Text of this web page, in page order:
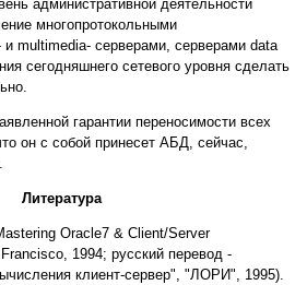
административной деятельности
многопротокольными
и multimedia- серверами, серверами data
сегодняшнего сетевого уровня сделать
гарантии переносимости всех
он с собой принесет АБД, сейчас,
Литература
Oracle7 & Client/Server
1994; русский перевод -
клиент-сервер", "ЛОРИ", 1995).